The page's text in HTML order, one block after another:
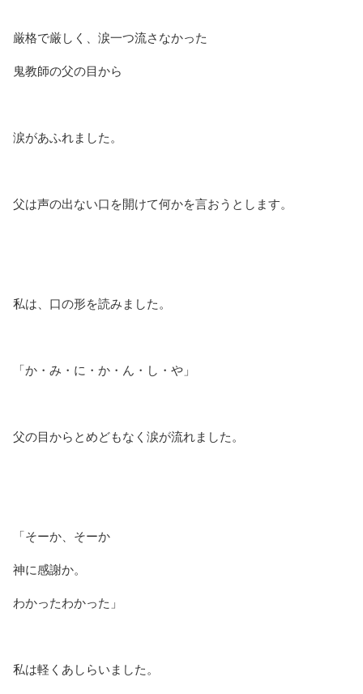
厳格で厳しく、涙一つ流さなかった
鬼教師の父の目から
涙があふれました。
父は声の出ない口を開けて何かを言おうとします。
私は、口の形を読みました。
「か・み・に・か・ん・し・や」
父の目からとめどもなく涙が流れました。
「そーか、そーか
神に感謝か。
わかったわかった」
私は軽くあしらいました。